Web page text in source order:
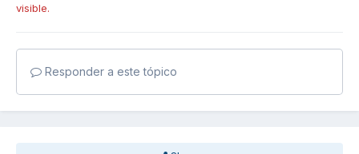
visible.
Responder a este tópico